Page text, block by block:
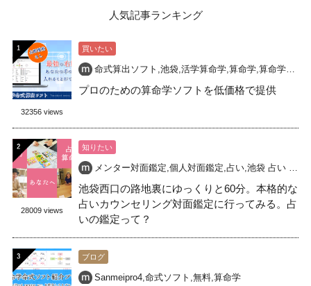
人気記事ランキング
32356 views
買いたい
命式算出ソフト 池袋, 活学算命学, 算命学, 算命学命式
プロのための算命学ソフトを低価格で提供
28009 views
知りたい
メンター対面鑑定 個人対面鑑定 占い, 池袋 占い 開運
池袋西口の路地裏にゆっくりと60分。本格的な
占いカウンセリング対面鑑定に行ってみる。占
いの鑑定って？
ブログ
Sanmeipro4, 命式ソフト 無料, 算命学